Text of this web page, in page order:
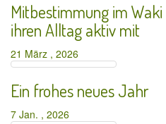
Mitbestimmung im
ihren Alltag aktiv mit
21 März , 2026
Ein frohes neues Jahr
7 Jan. , 2026